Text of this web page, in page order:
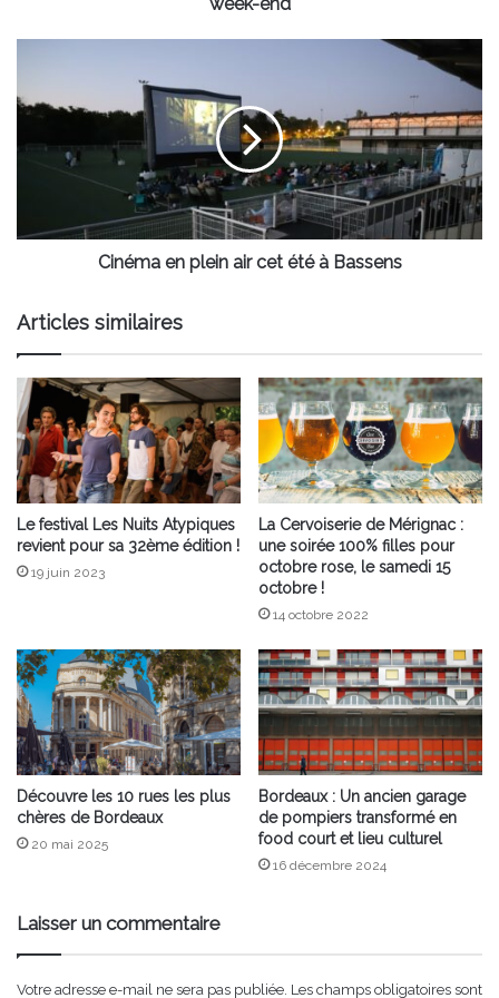
plein
air
Cinéma en plein air cet été à Bassens
Articles similaires
Le festival Les Nuits Atypiques
revient pour sa 32ème édition !
19 juin 2023
La Cervoiserie de Mérignac :
une soirée 100% filles pour
octobre rose, le samedi 15
octobre !
14 octobre 2022
Découvre les 10 rues les plus
chères de Bordeaux
20 mai 2025
Bordeaux : Un ancien garage
de pompiers transformé en
food court et lieu culturel
16 décembre 2024
Laisser un commentaire
Votre adresse e-mail ne sera pas publiée. Les champs obligatoires sont